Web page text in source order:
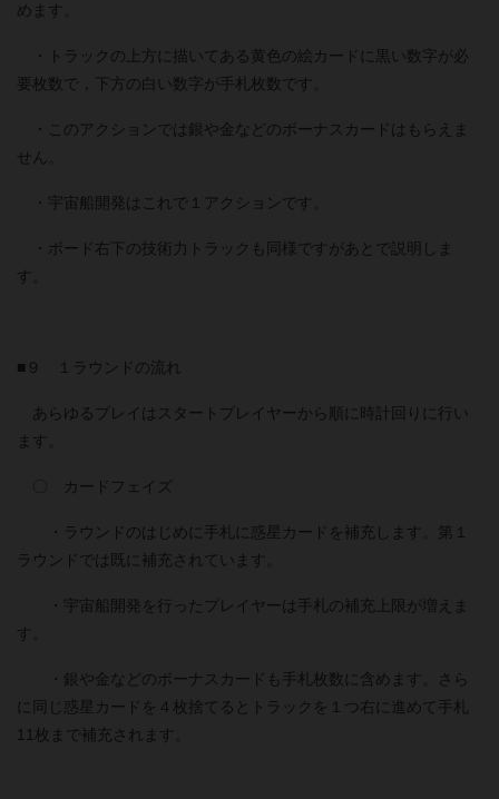
めます。
・トラックの上方に描いてある黄色の絵カードに黒い数字が必
要枚数で，下方の白い数字が手札枚数です。
・このアクションでは銀や金などのボーナスカードはもらえま
せん。
・宇宙船開発はこれで１アクションです。
・ボード右下の技術力トラックも同様ですがあとで説明しま
す。
■９ １ラウンドの流れ
あらゆるプレイはスタートプレイヤーから順に時計回りに行い
ます。
〇 カードフェイズ
・ラウンドのはじめに手札に惑星カードを補充します。第１
ラウンドでは既に補充されています。
・宇宙船開発を行ったプレイヤーは手札の補充上限が増えま
す。
・銀や金などのボーナスカードも手札枚数に含めます。さら
に同じ惑星カードを４枚捨てるとトラックを１つ右に進めて手札
11枚まで補充されます。